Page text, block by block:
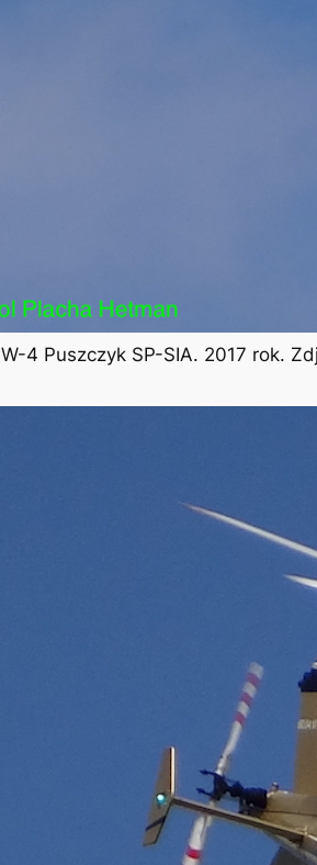
4 Puszczyk SP-SIA. 2017 rok.